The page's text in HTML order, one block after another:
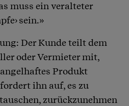
muss ein veralteter
sein.»
Der Kunde teilt dem
oder Vermieter mit,
Produkt
ihn auf, es zu
zurückzunehmen